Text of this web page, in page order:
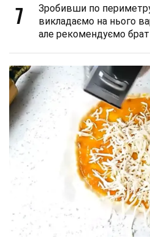
7
Зробивши по
викладаємо на нього
але рекомендуємо